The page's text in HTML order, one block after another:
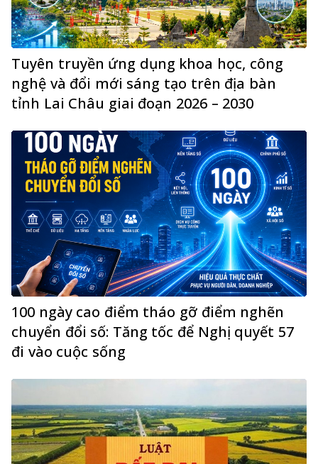
Tuyên truyền ứng dụng khoa học, công
nghệ và đổi mới sáng tạo trên địa bàn
tỉnh Lai Châu giai đoạn 2026 – 2030
100 ngày cao điểm tháo gỡ điểm nghẽn
chuyển đổi số: Tăng tốc để Nghị quyết 57
đi vào cuộc sống